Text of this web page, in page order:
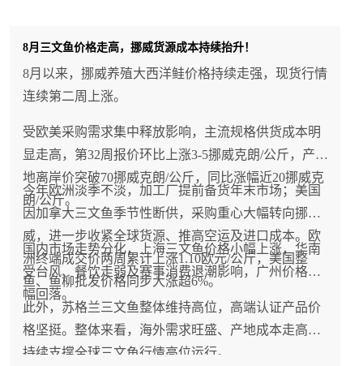
8月三文鱼价格走高，挪威货源成本持续抬升！
8月以来，挪威养殖大西洋鲑价格持续走强，现货行情
连续第二周上涨。
受欧美采购需求集中释放影响，主流规格供货成本明
显走高，第32周报价环比上涨3-5挪威克朗/公斤，产
地离岸价突破70挪威克朗/公斤，同比涨幅近20挪威克
朗/公斤。
今年欧洲淡季不淡，加工厂提前备货年末市场；美国
因加拿大三文鱼季节性断供，采购重心大幅转向挪
威，进一步收紧全球货源、推高空运及进口成本。欧
洲终端成交价两周累计上涨1.10欧元/公斤，美国整
鱼、鱼柳批发价格同步大涨超6%。
国内市场走势分化，上海三文鱼价格小幅上涨，华南
受台风、餐饮走弱及赛事消费退潮影响，广州价格小
幅回落。
此外，苏格兰三文鱼整体维持高位，高端认证产品价
格坚挺。整体来看，海外需求旺盛、产地成本走高将
持续支撑全球三文鱼行情高位运行。